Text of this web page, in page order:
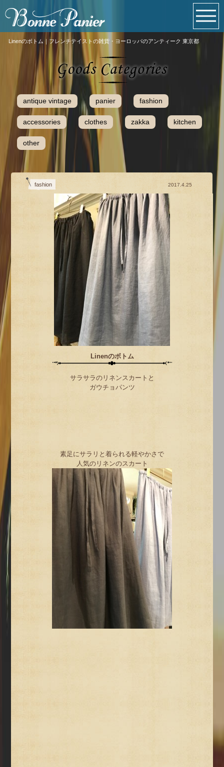
Linenのボトム｜フレンチテイストの雑貨・ヨーロッパのアンティーク 東京都
antique vintage panier fashion
accessories clothes zakka kitchen
other
fashion 2017.4.25
Linenのボトム
サラサラのリネンスカートと
ガウチョパンツ
素足にサラリと着られる軽やかさで
人気のリネンのスカート